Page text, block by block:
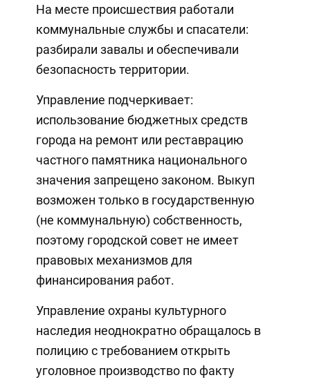
На месте происшествия работали
коммунальные службы и спасатели:
разбирали завалы и обеспечивали
безопасность территории.
Управление подчеркивает:
использование бюджетных средств
города на ремонт или реставрацию
частного памятника национального
значения запрещено законом. Выкуп
возможен только в государственную
(не коммунальную) собственность,
поэтому городской совет не имеет
правовых механизмов для
финансирования работ.
Управление охраны культурного
наследия неоднократно обращалось в
полицию с требованием открыть
уголовное производство по факту